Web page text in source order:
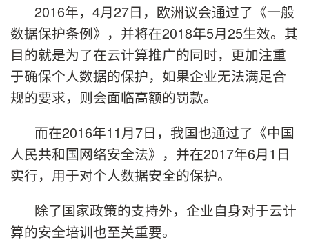
2016年，4月27日，欧洲议会通过了《一般
数据保护条例》，并将在2018年5月25生效。其
目的就是为了在云计算推广的同时，更加注重
于确保个人数据的保护，如果企业无法满足合
规的要求，则会面临高额的罚款。
而在2016年11月7日，我国也通过了《中国
人民共和国网络安全法》，并在2017年6月1日
实行，用于对个人数据安全的保护。
除了国家政策的支持外，企业自身对于云计
算的安全培训也至关重要。